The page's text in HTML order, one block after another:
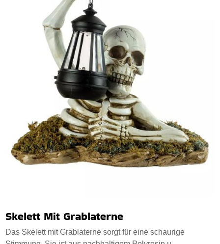
Skelett Mit Grablaterne
Das Skelett mit Grablaterne sorgt für eine schaurige